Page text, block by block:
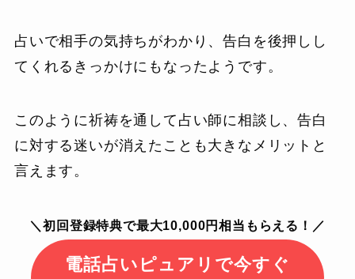
占いで相手の気持ちがわかり、告白を後押しし
てくれるきっかけにもなったようです。
このように祈祷を通して占い師に相談し、告白
に対する迷いが消えたことも大きなメリットと
言えます。
＼初回登録特典で最大10,000円相当もらえる！／
電話占いピュアリで今すぐ